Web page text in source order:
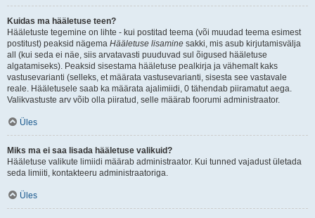
Kuidas ma hääletuse teen?
Hääletuste tegemine on lihte - kui postitad teema (või muudad teema esimest
postitust) peaksid nägema Hääletuse lisamine sakki, mis asub kirjutamisvälja
all (kui seda ei näe, siis arvatavasti puuduvad sul õigused hääletuse
algatamiseks). Peaksid sisestama hääletuse pealkirja ja vähemalt kaks
vastusevarianti (selleks, et määrata vastusevarianti, sisesta see vastavale
reale. Hääletusele saab ka määrata ajalimiidi, 0 tähendab piiramatut aega.
Valikvastuste arv võib olla piiratud, selle määrab foorumi administraator.
Üles
Miks ma ei saa lisada hääletuse valikuid?
Hääletuse valikute limiidi määrab administraator. Kui tunned vajadust ületada
seda limiiti, kontakteeru administraatoriga.
Üles